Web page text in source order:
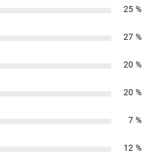
25 %
27 %
20 %
20 %
7 %
12 %